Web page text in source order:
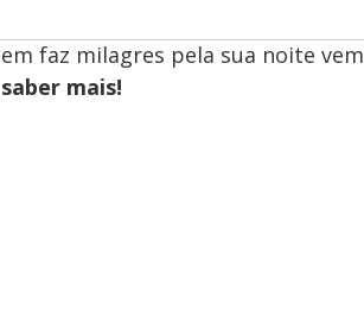
faz milagres pela sua noite vem
mais!